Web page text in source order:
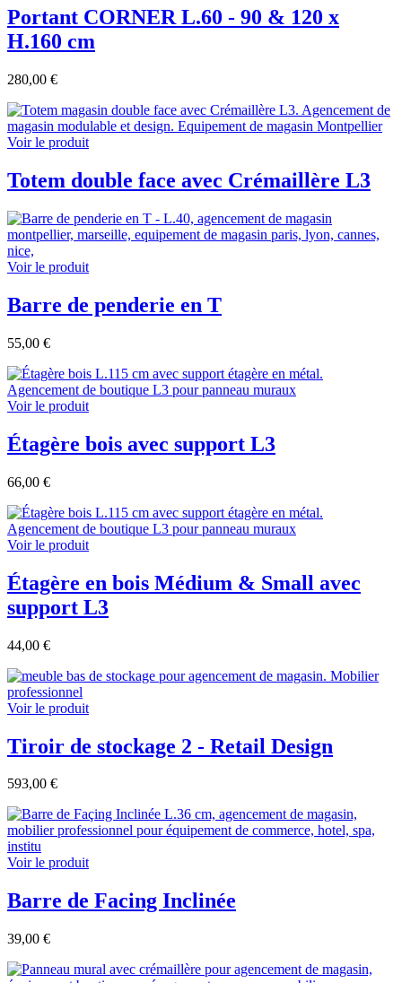
Portant CORNER L.60 - 90 & 120 x
H.160 cm
280,00 €
Voir le produit
Totem double face avec Crémaillère L3
Voir le produit
Barre de penderie en T
55,00 €
Voir le produit
Étagère bois avec support L3
66,00 €
Voir le produit
Étagère en bois Médium & Small avec
support L3
44,00 €
Voir le produit
Tiroir de stockage 2 - Retail Design
593,00 €
Voir le produit
Barre de Facing Inclinée
39,00 €